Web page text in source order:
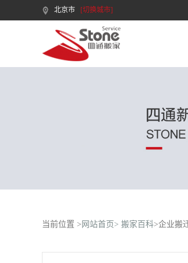
北京市 [切换城市]
当前位置 > 网站首页> 搬家百科>企业搬